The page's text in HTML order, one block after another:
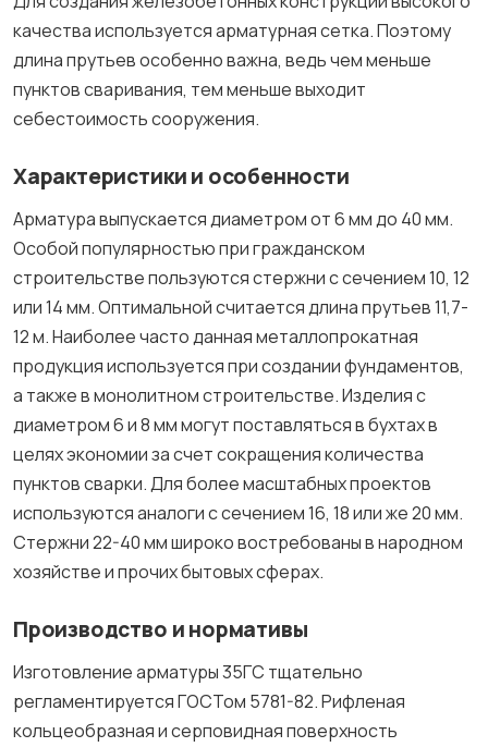
качества используется арматурная сетка. Поэтому
длина прутьев особенно важна, ведь чем меньше
пунктов сваривания, тем меньше выходит
себестоимость сооружения.
Характеристики и особенности
Арматура выпускается диаметром от 6 мм до 40 мм.
Особой популярностью при гражданском
строительстве пользуются стержни с сечением 10, 12
или 14 мм. Оптимальной считается длина прутьев 11,7-
12 м. Наиболее часто данная металлопрокатная
продукция используется при создании фундаментов,
а также в монолитном строительстве. Изделия с
диаметром 6 и 8 мм могут поставляться в бухтах в
целях экономии за счет сокращения количества
пунктов сварки. Для более масштабных проектов
используются аналоги с сечением 16, 18 или же 20 мм.
Стержни 22-40 мм широко востребованы в народном
хозяйстве и прочих бытовых сферах.
Производство и нормативы
Изготовление арматуры 35ГС тщательно
регламентируется ГОСТом 5781-82. Рифленая
кольцеобразная и серповидная поверхность